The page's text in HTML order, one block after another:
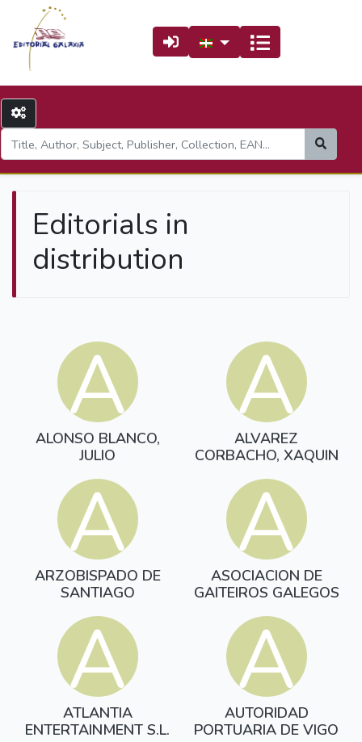
Editorials in
distribution
A
ALONSO BLANCO,
JULIO
A
ALVAREZ
CORBACHO, XAQUIN
A
ARZOBISPADO DE
SANTIAGO
A
ASOCIACION DE
GAITEIROS GALEGOS
A
ATLANTIA
ENTERTAINMENT S.L.
A
AUTORIDAD
PORTUARIA DE VIGO